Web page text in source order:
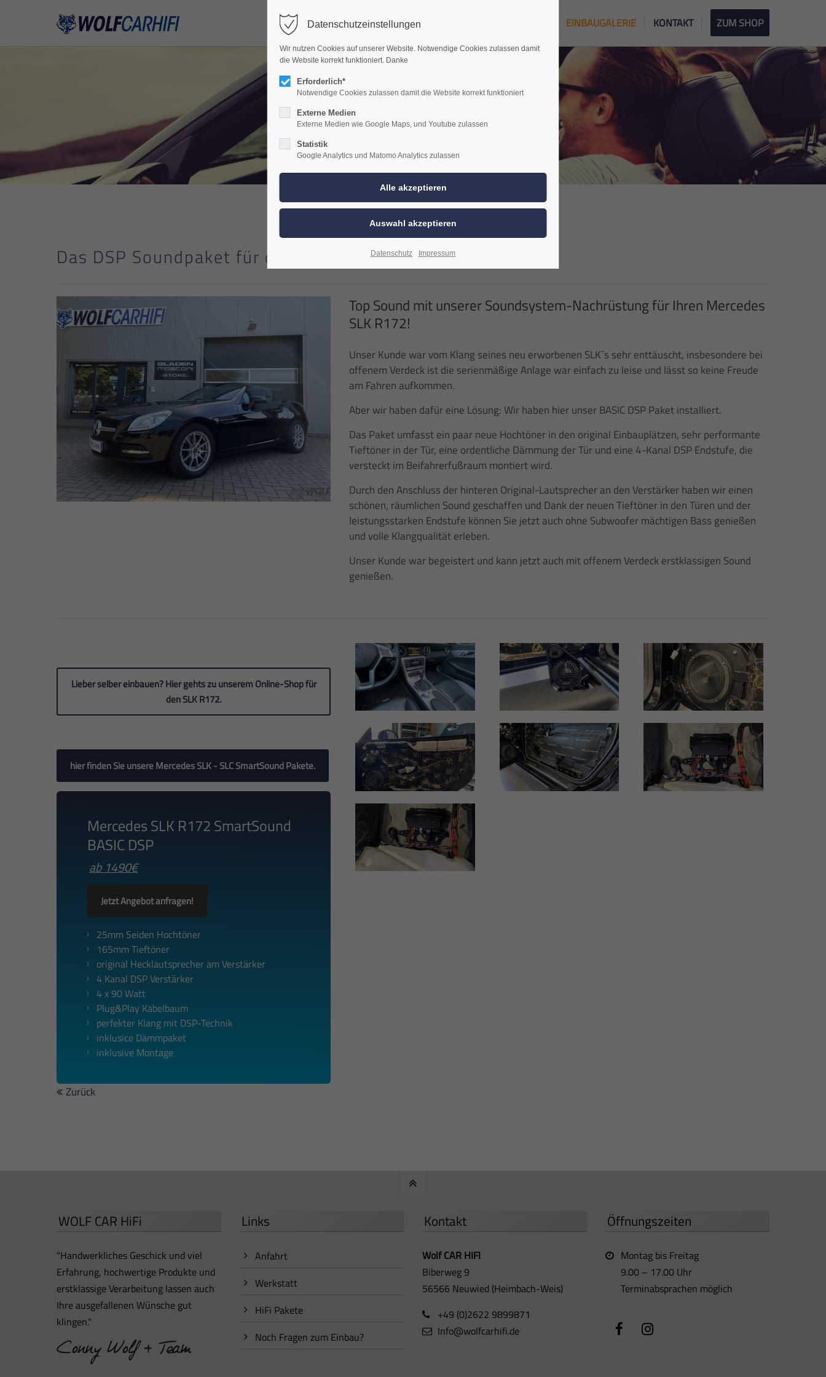
WOLF CAR HIFI ÜBER UNS EINBAUGALERIE KONTAKT ZUM SHOP
Das DSP Soundpaket für den Mercedes SLK!
Top Sound mit unserer Soundsystem-Nachrüstung für Ihren Mercedes
SLK R172!
Unser Kunde war vom Klang seines neu erworbenen SLK´s sehr enttäuscht, insbesondere bei
offenem Verdeck ist die serienmäßige Anlage war einfach zu leise und lässt so keine Freude
am Fahren aufkommen.
Aber wir haben dafür eine Lösung: Wir haben hier unser BASIC DSP Paket installiert.
Das Paket umfasst ein paar neue Hochtöner in den original Einbauplätzen, sehr performante
Tieftöner in der Tür, eine ordentliche Dämmung der Tür und eine 4-Kanal DSP Endstufe, die
versteckt im Beifahrerfußraum montiert wird.
Durch den Anschluss der hinteren Original-Lautsprecher an den Verstärker haben wir einen
schönen, räumlichen Sound geschaffen und Dank der neuen Tieftöner in den Türen und der
leistungsstarken Endstufe können Sie jetzt auch ohne Subwoofer mächtigen Bass genießen
und volle Klangqualität erleben.
Unser Kunde war begeistert und kann jetzt auch mit offenem Verdeck erstklassigen Sound
genießen.
Lieber selber einbauen? Hier gehts zu unserem Online-Shop für
den SLK R172.
hier finden Sie unsere Mercedes SLK - SLC SmartSound Pakete.
Mercedes SLK R172 SmartSound
BASIC DSP
ab 1490€
Jetzt Angebot anfragen!
25mm Seiden Hochtöner
165mm Tieftöner
original Hecklautsprecher am Verstärker
4 Kanal DSP Verstärker
4 x 90 Watt
Plug&Play Kabelbaum
perfekter Klang mit DSP-Technik
inklusice Dämmpaket
inklusive Montage
Zurück
WOLF CAR HiFi
"Handwerkliches Geschick und viel
Erfahrung, hochwertige Produkte und
erstklassige Verarbeitung lassen auch
Ihre ausgefallenen Wünsche gut
klingen."
Links
Anfahrt
Werkstatt
HiFi Pakete
Noch Fragen zum Einbau?
Kontakt
Wolf CAR HIFI
Biberweg 9
56566 Neuwied (Heimbach-Weis)
+49 (0)2622 9899871
Info@wolfcarhifi.de
Öffnungszeiten
Montag bis Freitag
9.00 – 17.00 Uhr
Terminabsprachen möglich
Datenschutzeinstellungen
Wir nutzen Cookies auf unserer Website. Notwendige Cookies zulassen damit
die Website korrekt funktioniert. Danke
Erforderlich*
Notwendige Cookies zulassen damit die Website korrekt funktioniert
Externe Medien
Externe Medien wie Google Maps, und Youtube zulassen
Statistik
Google Analytics und Matomo Analytics zulassen
Datenschutz Impressum